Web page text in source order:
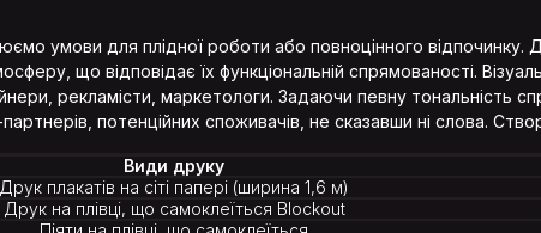
умови для плідної роботи або повноцінного відпочинку.
що відповідає їх функціональній спрямованості.
рекламісти, маркетологи. Задаючи певну тональність
потенційних споживачів, не сказавши ні слова.
Види друку
Друк плакатів на сіті папері (ширина 1,6 м)
Друк на плівці, що самоклеїться Blockout